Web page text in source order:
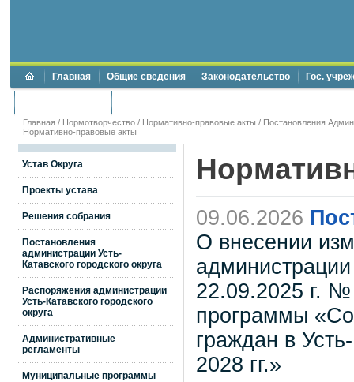
Главная Общие сведения Законодательство Гос.
Главная / Нормотворчество / Нормативно-правовые акты / Постановления
Нормативно-правовые акты
Устав Округа
Проекты устава
Решения собрания
Постановления
администрации Усть-
Катавского городского округа
Распоряжения администрации
Усть-Катавского городского
округа
Административные
регламенты
Муниципальные программы
09.06.2026
О внесении
администрации
22.09.2025 г.
программы
граждан в
2028 гг.»